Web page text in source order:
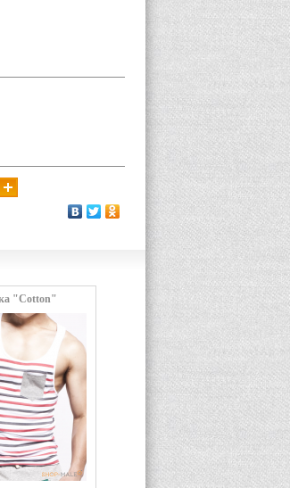
"Cotton"